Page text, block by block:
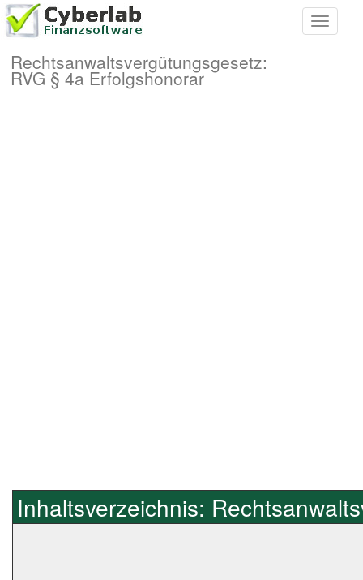
Toggle
Rechtsanwaltsvergütungsgesetz:
RVG § 4a Erfolgshonorar
Inhaltsverzeichnis: